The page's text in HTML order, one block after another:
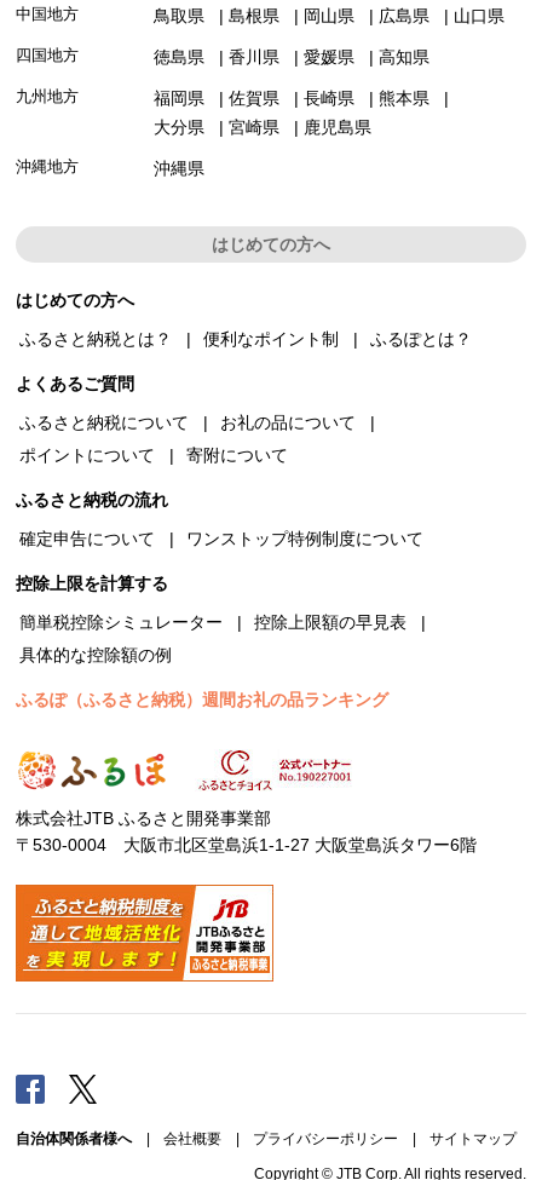
中国地方 鳥取県 島根県 岡山県 広島県 山口県
四国地方 徳島県 香川県 愛媛県 高知県
九州地方 福岡県 佐賀県 長崎県
熊本県
大分県
宮崎県 鹿児島県
沖縄地方 沖縄県
はじめての方へ
はじめての方へ
ふるさと納税とは？
便利なポイント制 ふるぽとは？
よくあるご質問
ふるさと納税について
お礼の品について
ポイントについて
寄附について
ふるさと納税の流れ
確定申告について
ワンストップ特例制度について
控除上限を計算する
簡単税控除シミュレーター
控除上限額の早見表
具体的な控除額の例
ふるぽ（ふるさと納税）週間お礼の品ランキング
株式会社JTB ふるさと開発事業部
〒530-0004 大阪市北区堂島浜1-1-27 大阪堂島浜タワー6階
Facebook
自治体関係者様へ| 会社概要 プライバシーポリシー サイトマップ
Copyright © JTB Corp. All rights reserved.